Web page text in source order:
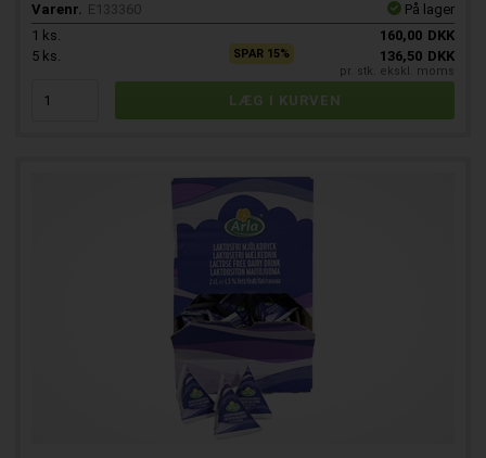
Varenr. E133360
På lager
1 ks. 160,00 DKK
5 ks. SPAR 15% 136,50 DKK
pr. stk. ekskl. moms